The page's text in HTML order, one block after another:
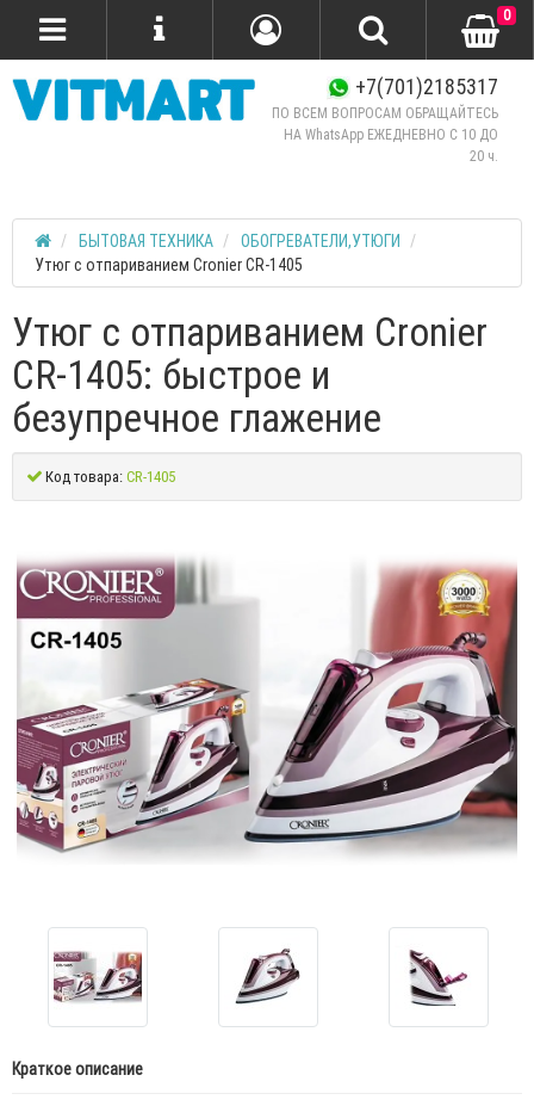
+7(701)2185317
ПО ВСЕМ ВОПРОСАМ ОБРАЩАЙТЕСЬ
НА WhatsApp ЕЖЕДНЕВНО C 10 ДО
20 ч.
0
БЫТОВАЯ ТЕХНИКА
ОБОГРЕВАТЕЛИ,УТЮГИ
Утюг с отпариванием Cronier CR-1405
Утюг с отпариванием Cronier
CR-1405: быстрое и
безупречное глажение
Код товара:CR-1405
Краткое описание